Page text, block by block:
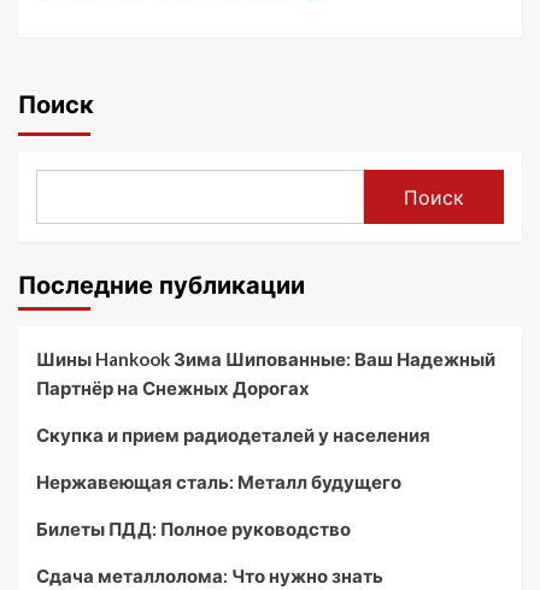
Поиск
Поиск
Последние публикации
Шины Hankook Зима Шипованные: Ваш Надежный
Партнёр на Снежных Дорогах
Скупка и прием радиодеталей у населения
Нержавеющая сталь: Металл будущего
Билеты ПДД: Полное руководство
Сдача металлолома: Что нужно знать